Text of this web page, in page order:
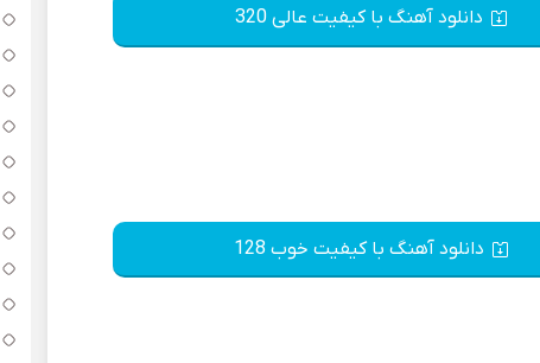
دانلود آهنگ با کیفیت عالی 320
دانلود آهنگ با کیفیت خوب 128